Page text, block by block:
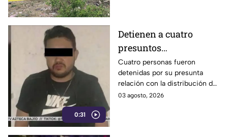
0:31
Detienen a cuatro
presuntos
D3LINCUENTES en
León: así OCURRIÓ
Cuatro personas fueron
detenidas por su presunta
relación con la distribución de
droga en distintos puntos de
03 agosto, 2026